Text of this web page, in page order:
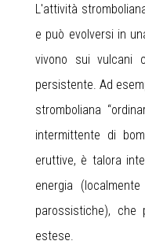
L'attività
e può evolversi in
vivono sui vulcani
persistente. Ad
stromboliana
intermittente di
eruttive, è talora
energia
parossistiche), che
estese.